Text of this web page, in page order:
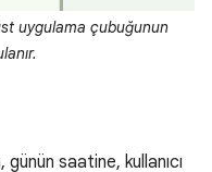
uygulama çubuğunun
saatine, kullanıcı